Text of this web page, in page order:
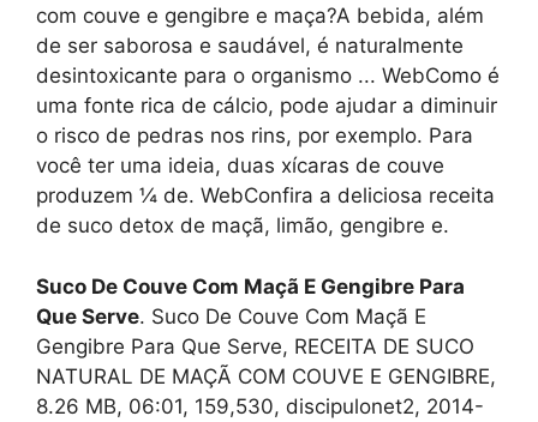
com couve e gengibre e maça?A bebida, além
de ser saborosa e saudável, é naturalmente
desintoxicante para o organismo ... WebComo é
uma fonte rica de cálcio, pode ajudar a diminuir
o risco de pedras nos rins, por exemplo. Para
você ter uma ideia, duas xícaras de couve
produzem ¼ de. WebConfira a deliciosa receita
de suco detox de maçã, limão, gengibre e.
Suco De Couve Com Maçã E Gengibre Para
Que Serve. Suco De Couve Com Maçã E
Gengibre Para Que Serve, RECEITA DE SUCO
NATURAL DE MAÇÃ COM COUVE E GENGIBRE,
8.26 MB, 06:01, 159,530, discipulonet2, 2014-